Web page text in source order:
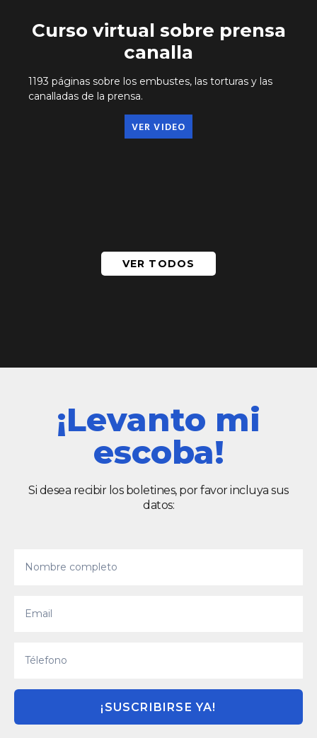
Curso virtual sobre prensa
canalla
1193 páginas sobre los embustes, las torturas y las
canalladas de la prensa.
VER VIDEO
VER TODOS
¡Levanto mi
escoba!
Si desea recibir los boletines, por favor incluya sus
datos:
¡SUSCRIBIRSE YA!